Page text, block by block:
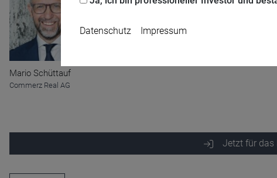
Mario Schüttauf
Commerz Real AG
Jetzt für das
Datenschutz Impressum